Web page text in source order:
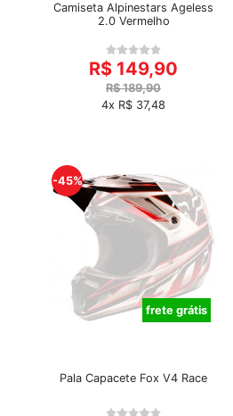
Camiseta Alpinestars Ageless
2.0 Vermelho
R$ 149,90
R$ 189,90
4x R$ 37,48
-45%
frete grátis
Pala Capacete Fox V4 Race